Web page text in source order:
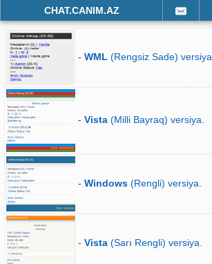
CHAT.CANIM.AZ
- WML (Rengsiz Sade) versiya.
- Vista (Milli Bayraq) versiya.
- Windows (Rengli) versiya.
- Vista (Sarı Rengli) versiya.